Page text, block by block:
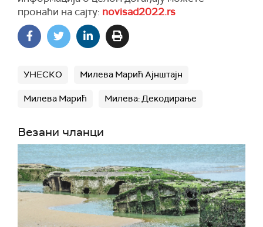
пронаћи на сајту: novisad2022.rs
УНЕСКО Милева Марић Ајнштајн
Милева Марић Милева: Декодирање
Везани чланци